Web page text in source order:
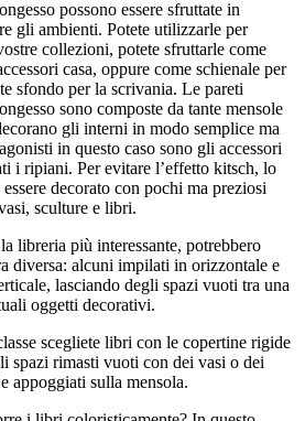
possono essere sfruttate in
gli ambienti. Potete utilizzarle per
collezioni, potete sfruttarle come
casa, oppure come schienale per
sfondo per la scrivania. Le pareti
sono composte da tante mensole
gli interni in modo semplice ma
in questo caso sono gli accessori
i ripiani. Per evitare l’effetto kitsch, lo
decorato con pochi ma preziosi
sculture e libri.
libreria più interessante, potrebbero
diversa: alcuni impilati in orizzontale e
lasciando degli spazi vuoti tra una
oggetti decorativi.
scegliete libri con le copertine rigide
spazi rimasti vuoti con dei vasi o dei
appoggiati sulla mensola.